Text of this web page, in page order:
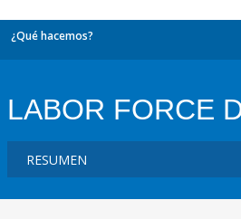
¿Qué hacemos?
LABOR FORCE